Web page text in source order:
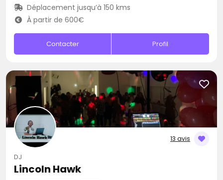
Déplacement jusqu’à 150 kms
À partir de 600€
Contacter Profil
13 avis
DJ
Lincoln Hawk